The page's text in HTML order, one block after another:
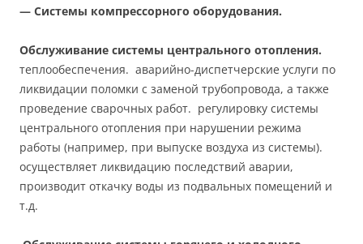
— Системы компрессорного оборудования.
Обслуживание системы центрального отопления.
теплообеспечения. аварийно-диспетчерские услуги по
ликвидации поломки с заменой трубопровода, а также
проведение сварочных работ. регулировку системы
центрального отопления при нарушении режима
работы (например, при выпуске воздуха из системы).
осуществляет ликвидацию последствий аварии,
производит откачку воды из подвальных помещений и
т.д.